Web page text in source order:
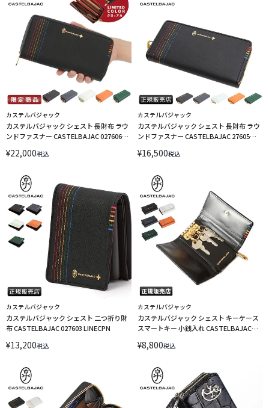
カステルバジャック
カステルバジャック シェスト 長財布 ラウ
ンドファスナー CASTELBAJAC 027606
¥22,000税込
カステルバジャック
カステルバジャック シェスト 長財布 ラウ
ンドファスナー CASTELBAJAC 27605
¥16,500税込
カステルバジャック
カステルバジャック シェスト 二つ折り財
布 CASTELBAJAC 027603 LINECPN
¥13,200税込
カステルバジャック
カステルバジャック シェスト キーケース
スマートキー 小銭入れ CASTELBAJAC
¥8,800税込